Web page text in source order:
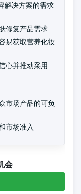
解决方案的需求
修复产品需求
易获取营养化妆
心并推动采用
市场产品的可负
市场准入
会